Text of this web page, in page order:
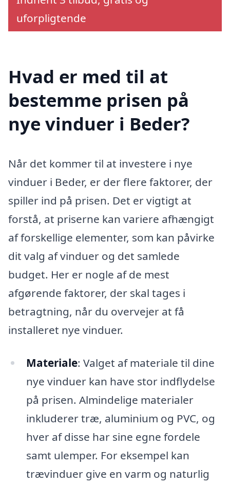
uforpligtende
Hvad er med til at
bestemme prisen på
nye vinduer i Beder?
Når det kommer til at investere i nye
vinduer i Beder, er der flere faktorer, der
spiller ind på prisen. Det er vigtigt at
forstå, at priserne kan variere afhængigt
af forskellige elementer, som kan påvirke
dit valg af vinduer og det samlede
budget. Her er nogle af de mest
afgørende faktorer, der skal tages i
betragtning, når du overvejer at få
installeret nye vinduer.
Materiale: Valget af materiale til dine
nye vinduer kan have stor indflydelse
på prisen. Almindelige materialer
inkluderer træ, aluminium og PVC, og
hver af disse har sine egne fordele
samt ulemper. For eksempel kan
trævinduer give en varm og naturlig